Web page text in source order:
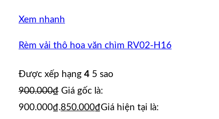
Xem nhanh
Rèm vải thô hoa văn chìm RV02-H16
Được xếp hạng 4 5 sao
900.000₫ Giá gốc là:
900.000₫.850.000₫Giá hiện tại là: